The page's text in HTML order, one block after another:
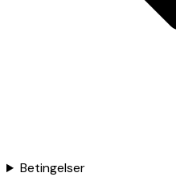
Betingelser